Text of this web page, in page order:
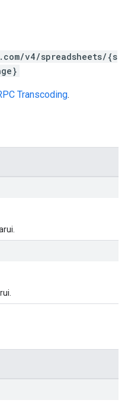
v4/spreadsheets/{s
Transcoding.